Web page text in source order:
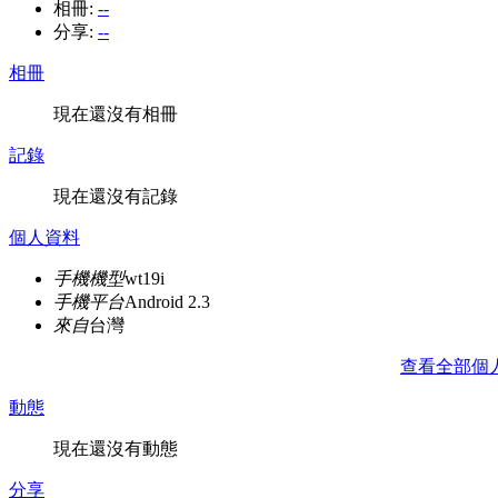
相冊: --
分享: --
相冊
現在還沒有相冊
記錄
現在還沒有記錄
個人資料
手機機型wt19i
手機平台Android 2.3
來自台灣
查看全部個
動態
現在還沒有動態
分享